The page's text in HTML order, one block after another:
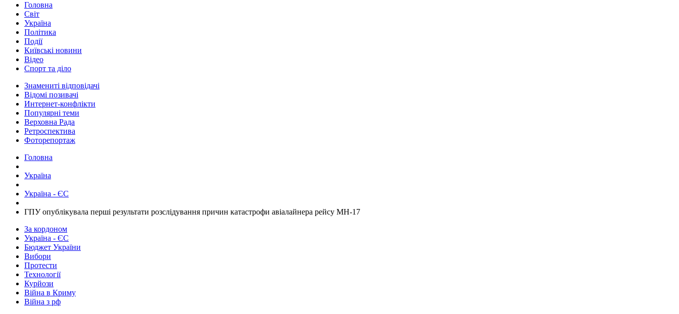
Головна
Світ
Україна
Політика
Події
Київські новини
Відео
Спорт та діло
Знамениті відповідачі
Відомі позивачі
Интернет-конфлікти
Популярні теми
Верховна Рада
Ретроспектива
Фоторепортаж
Головна
Україна
Україна - ЄС
​ГПУ опублікувала перші результати розслідування причин катастрофи авіалайнера рейсу МН-17
За кордоном
Україна - ЄС
Бюджет України
Вибори
Протести
Технології
Курйози
Війна в Криму
Війна з рф